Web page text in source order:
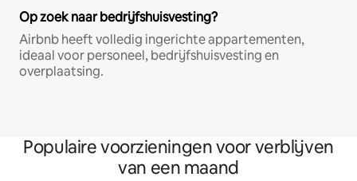
Op zoek naar bedrijfshuisvesting?
Airbnb heeft volledig ingerichte appartementen,
ideaal voor personeel, bedrijfshuisvesting en
overplaatsing.
Populaire voorzieningen voor verblijven
van een maand